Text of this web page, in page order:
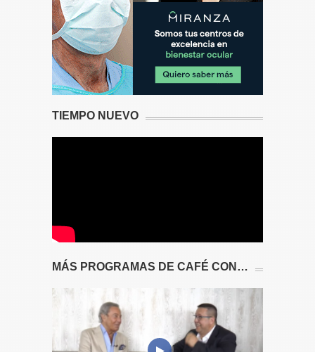
TIEMPO NUEVO
MÁS PROGRAMAS DE CAFÉ CON…